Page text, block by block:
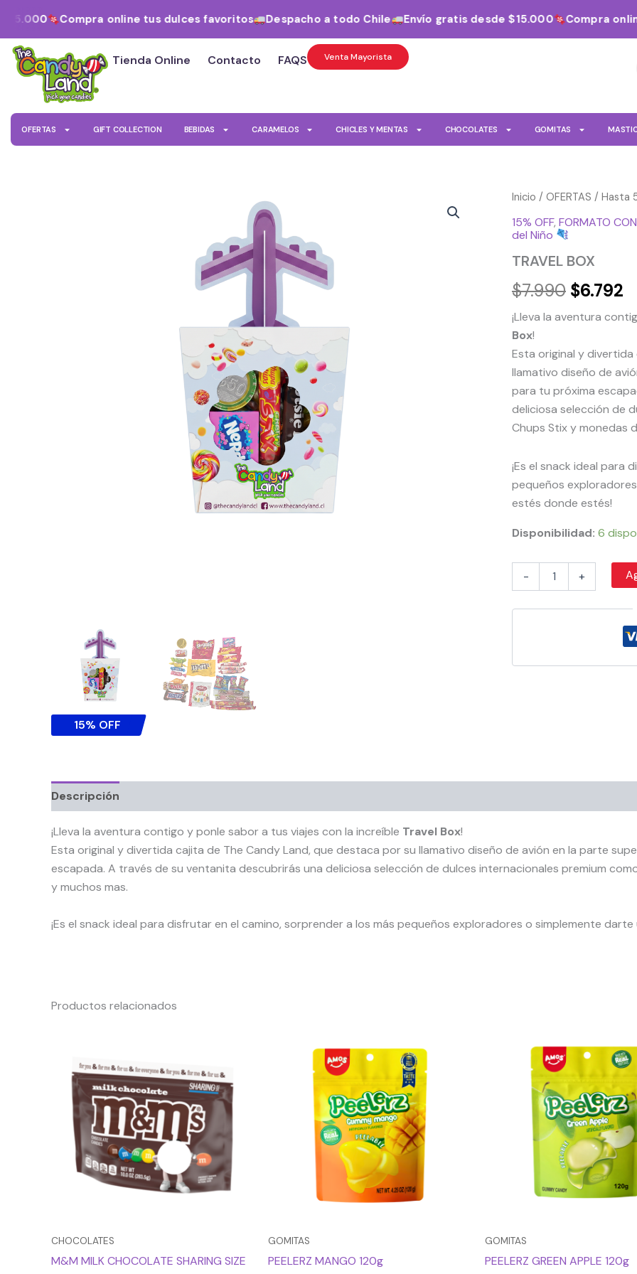
contenido
Compra online tus dulces favoritos Despacho a todo Chile Envío gratis desde $15.000 Compra
Tienda Online Contacto FAQS Venta Mayorista
OFERTAS GIFT COLLECTION BEBIDAS CARAMELOS CHICLES Y MENTAS CHOCOLATES GOMITAS
15% OFF
Inicio / OFERTAS / Hasta
15% OFF, FORMATO
del Niño
TRAVEL BOX
$7.990
El
precio
original
era:
$7.990.
$6.792
El
¡Lleva la aventura
Box!
Esta original y
llamativo diseño de
para tu próxima
deliciosa selección de
Chups Stix y monedas
¡Es el snack ideal para
pequeños
estés donde estés!
Disponibilidad: 6
-
TRAVEL
cantidad
+
Descripción
¡Lleva la aventura contigo y ponle sabor a tus viajes con la increíble Travel Box!
Esta original y divertida cajita de The Candy Land, que destaca por su llamativo diseño de avión en la parte
escapada. A través de su ventanita descubrirás una deliciosa selección de dulces internacionales premium
y muchos mas.
¡Es el snack ideal para disfrutar en el camino, sorprender a los más pequeños exploradores o simplemente
Productos relacionados
CHOCOLATES
M&M MILK CHOCOLATE SHARING SIZE
GOMITAS
PEELERZ MANGO 120g
GOMITAS
PEELERZ GREEN APPLE 120g